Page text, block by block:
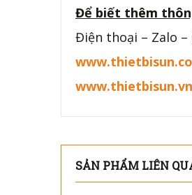
Để biết thêm
Điện thoại – Zalo –
www.thietbisun.vn
SẢN PHẨM LIÊN